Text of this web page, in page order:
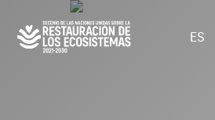
contenido
ES